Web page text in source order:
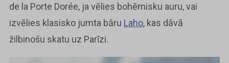
de la Porte Dorée, ja vēlies bohēmisku auru, vai
izvēlies klasisko jumta bāru Laho, kas dāvā
žilbinošu skatu uz Parīzi.